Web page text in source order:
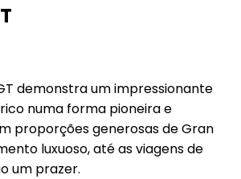
demonstra um impressionante
numa forma pioneira e
proporções generosas de Gran
luxuoso, até as viagens de
um prazer.